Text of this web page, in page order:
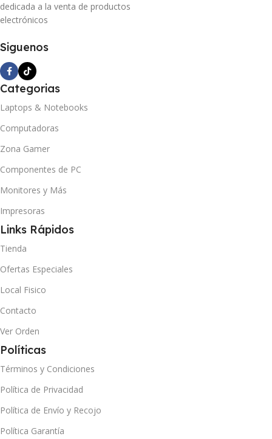
dedicada a la venta de productos
electrónicos
Siguenos
Categorias
Laptops & Notebooks
Computadoras
Zona Gamer
Componentes de PC
Monitores y Más
Impresoras
Links Rápidos
Tienda
Ofertas Especiales
Local Fisico
Contacto
Ver Orden
Políticas
Términos y Condiciones
Política de Privacidad
Política de Envío y Recojo
Política Garantía